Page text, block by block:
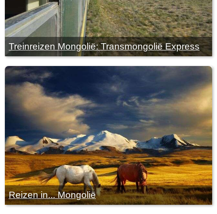
Treinreizen Mongolië: Transmongolië Express
Reizen in... Mongolië